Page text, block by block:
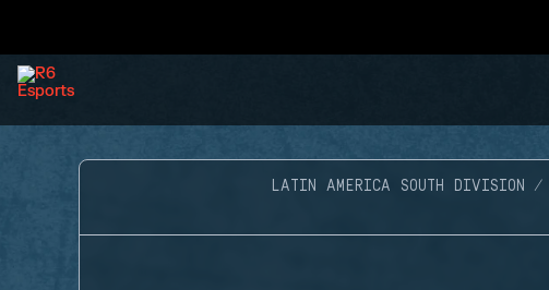
LATIN AMERICA SOUTH DIVISION